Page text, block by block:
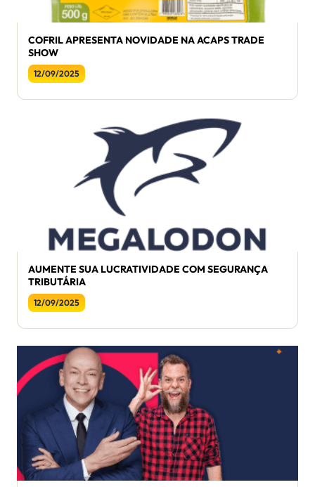
COFRIL APRESENTA NOVIDADE NA ACAPS TRADE
SHOW
12/09/2025
AUMENTE SUA LUCRATIVIDADE COM SEGURANÇA
TRIBUTÁRIA
12/09/2025